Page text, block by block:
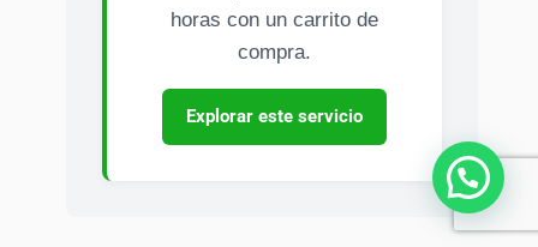
horas con un carrito de
compra.
Explorar este servicio